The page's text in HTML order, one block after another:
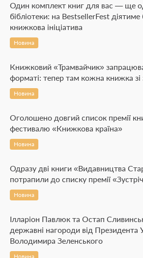
Один комплект книг для вас — ще
бібліотеки: на BestsellerFest діятиме
книжкова ініціатива
Новина
Книжковий «Трамвайчик»
форматі: тепер там кожна книжка
Новина
Оголошено довгий список премії
фестивалю «Книжкова країна»
Новина
Одразу дві книги «Видавництва
потрапили до списку премії
Новина
Ілларіон Павлюк та Остап
державні нагороди від Президента
Володимира Зеленського
Новина